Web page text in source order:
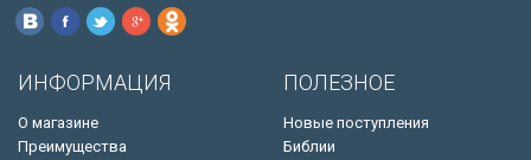
ИНФОРМАЦИЯ
О магазине
Преимущества
ПОЛЕЗНОЕ
Новые поступления
Библии